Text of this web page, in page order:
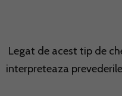
Legat de acest tip de
interpreteaza